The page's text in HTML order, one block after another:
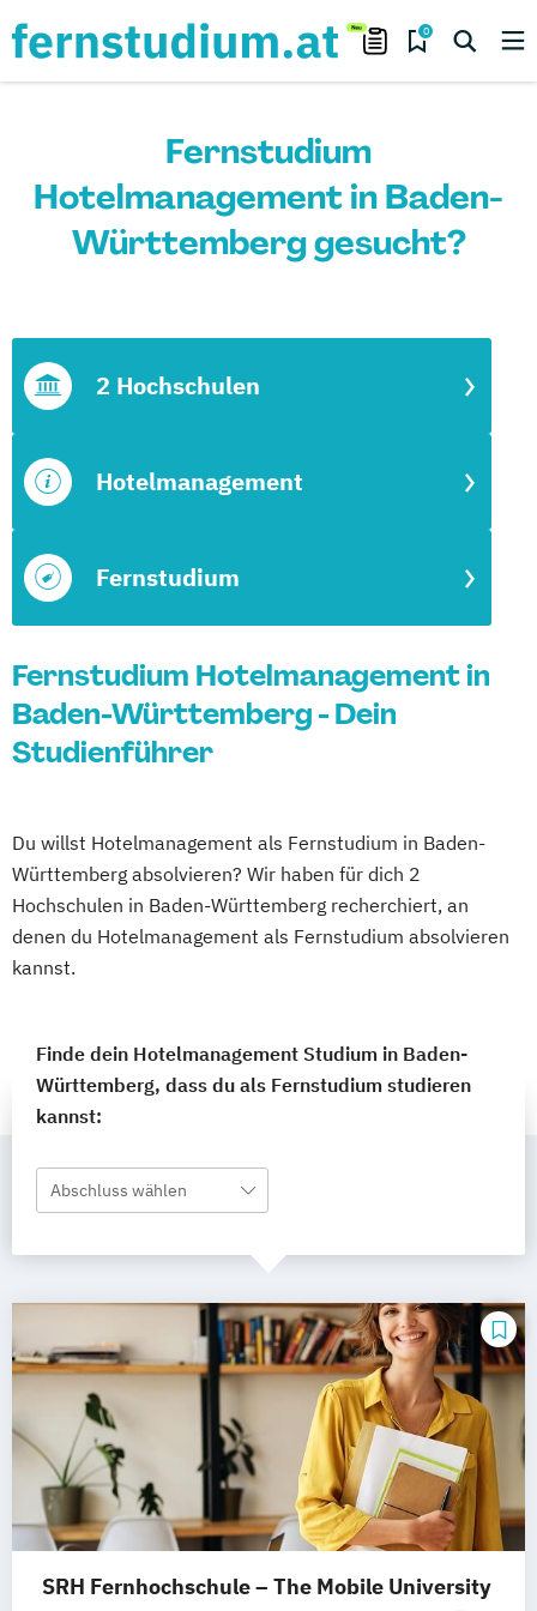
0
Fernstudium
Hotelmanagement in Baden-
Württemberg gesucht?
Fernstudium
Hotelmanagement
2 Hochschulen
Fernstudium Hotelmanagement in
Baden-Württemberg - Dein
Studienführer
Du willst Hotelmanagement als Fernstudium in Baden-
Württemberg absolvieren? Wir haben für dich 2
Hochschulen in Baden-Württemberg recherchiert, an
denen du Hotelmanagement als Fernstudium absolvieren
kannst.
Finde dein Hotelmanagement Studium in Baden-
Württemberg, dass du als Fernstudium studieren
kannst:
Abschluss wählen
SRH Fernhochschule – The Mobile University